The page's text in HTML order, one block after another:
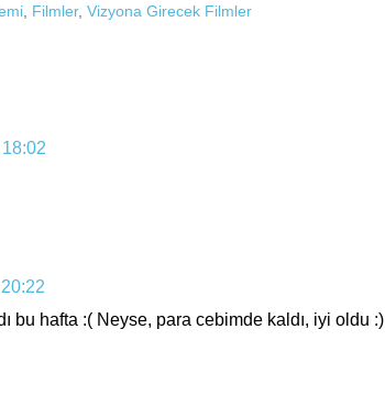
Filmler, Vizyona Girecek Filmler
bu hafta :( Neyse, para cebimde kaldı, iyi oldu :)